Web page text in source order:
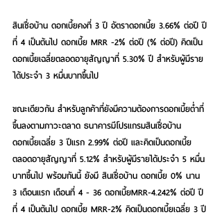
สินเชื่อบ้าน ดอกเบี้ยคงที่ 3 ปี อัตราดอกเบี้ย 3.66% ต่อปี ปี
ที่ 4 เป็นต้นไป ดอกเบี้ย MRR -2% ต่อปี (% ต่อปี) คิดเป็น
ดอกเบี้ยเฉลี่ยตลอดอายุสัญญาที่ 5.30% ปี สำหรับผู้มีราย
ได้ประจำ 3 หมื่นบาทขึ้นไป
ขณะเดียวกัน สำหรับลูกค้าที่ยังมีความต้องการดอกเบี้ยต่ำที่
ขึ้นลงตามภาวะตลาด ธนาคารมีโปรแกรมสินเชื่อบ้าน
ดอกเบี้ยเฉลี่ย 3 ปีแรก 2.99% ต่อปี และคิดเป็นดอกเบี้ย
ตลอดอายุสัญญาที่ 5.12% สำหรับผู้มีรายได้ประจำ 5 หมื่น
บาทขึ้นไป พร้อมกันนี้ ยังมี สินเชื่อบ้าน ดอกเบี้ย 0% นาน
3 เดือนแรก เดือนที่ 4 - 36 ดอกเบี้ยMRR-4.242% ต่อปี ปี
ที่ 4 เป็นต้นไป ดอกเบี้ย MRR-2% คิดเป็นดอกเบี้ยเฉลี่ย 3 ปี